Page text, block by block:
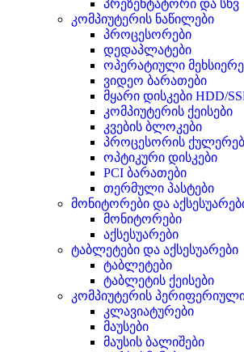
პრეზენტატორი და სხვ
კომპიუტერის ნაწილები
პროცესორები
დედაპლატები
ოპერატიული
ვიდეო ბარათები
მყარი დისკები HDD/
კომპიუტერის ქეისები
კვების ბლოკები
პროცესორის
ოპტიკური დისკები
PCI ბარათები
თერმული პასტები
მონიტორები და
მონიტორები
აქსესუარები
ტაბლეტები და აქსესუარები
ტაბლეტები
ტაბლეტის ქეისები
კომპიუტერის
კლავიატურები
მაუსები
მაუსის ბალიშები